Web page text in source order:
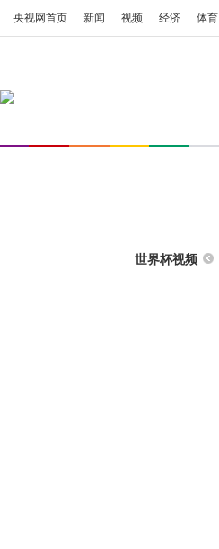
央视网首页 新闻 视频 经济 体育
世界杯视频